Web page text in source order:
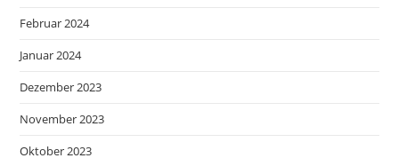
Februar 2024
Januar 2024
Dezember 2023
November 2023
Oktober 2023